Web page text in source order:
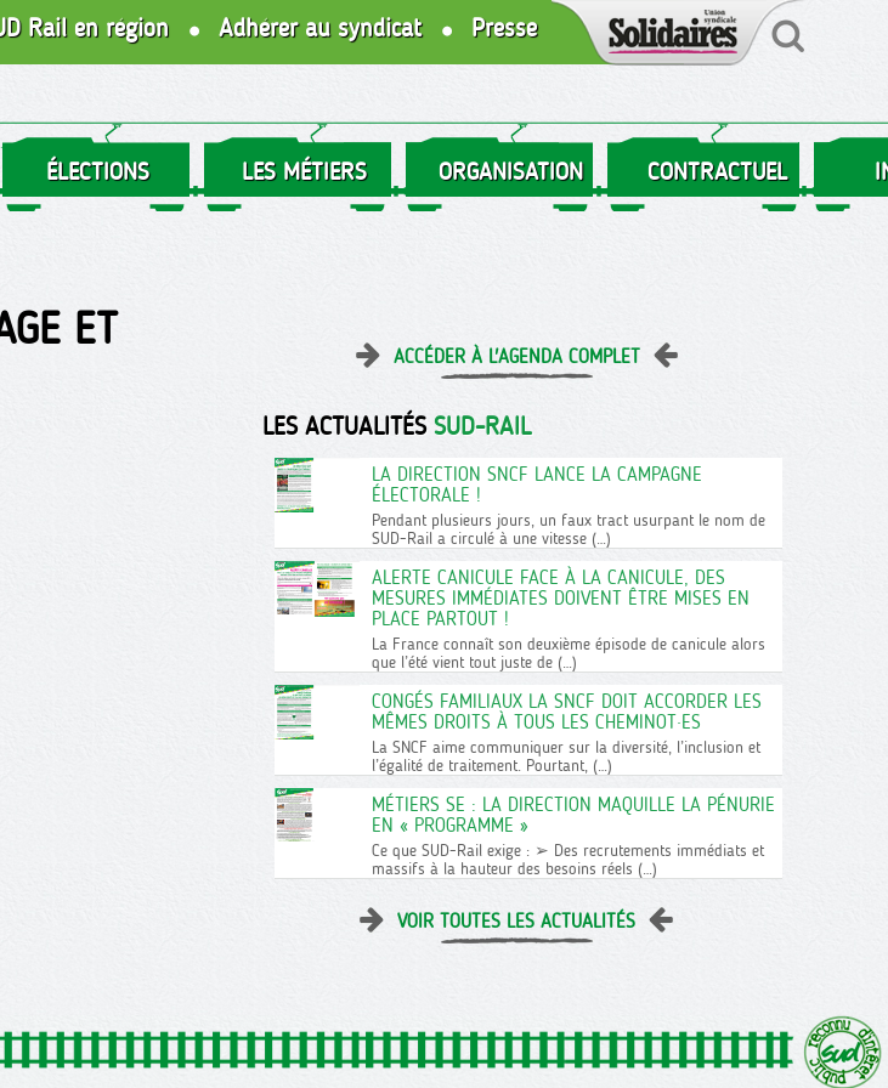
Rail en région Adhérer au syndicat Presse
ÉLECTIONS LES MÉTIERS ORGANISATION CONTRACTUEL
ET
ACCÉDER À L'AGENDA COMPLET
LES ACTUALITÉS SUD-RAIL
LA DIRECTION SNCF LANCE LA CAMPAGNE
ÉLECTORALE !
Pendant plusieurs jours, un faux tract usurpant le nom de
SUD-Rail a circulé à une vitesse (…)
ALERTE CANICULE FACE À LA CANICULE, DES
MESURES IMMÉDIATES DOIVENT ÊTRE MISES EN
PLACE PARTOUT !
La France connaît son deuxième épisode de canicule alors
que l’été vient tout juste de (…)
CONGÉS FAMILIAUX LA SNCF DOIT ACCORDER LES
MÊMES DROITS À TOUS LES CHEMINOT·ES
La SNCF aime communiquer sur la diversité, l’inclusion et
l’égalité de traitement. Pourtant, (…)
MÉTIERS SE : LA DIRECTION MAQUILLE LA PÉNURIE
EN « PROGRAMME »
Ce que SUD-Rail exige : ➢ Des recrutements immédiats et
massifs à la hauteur des besoins réels (…)
VOIR TOUTES LES ACTUALITÉS